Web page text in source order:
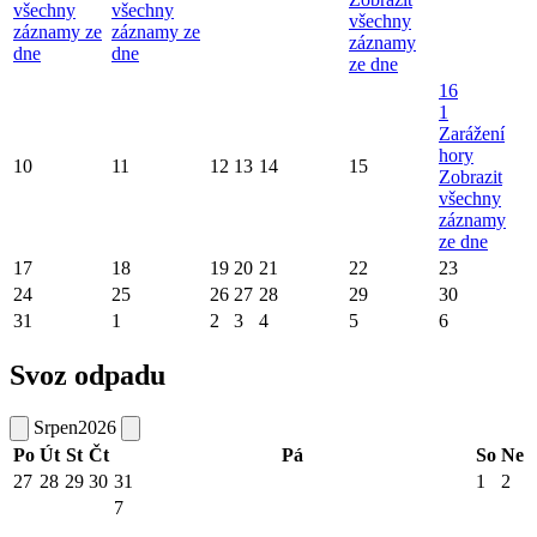
všechny
záznamy ze
dne
všechny
záznamy ze
dne
všechny
záznamy
ze dne
10 11 12 13 14 15
16
1
Zarážení
hory
Zobrazit
všechny
záznamy
ze dne
17
18 19 20 21 22
23
24
25 26 27 28 29
30
31
1 2 3 4 5 6
Svoz odpadu
Srpen2026
Po Út St Čt Pá So Ne
27 28 29 30 31 1
2
7